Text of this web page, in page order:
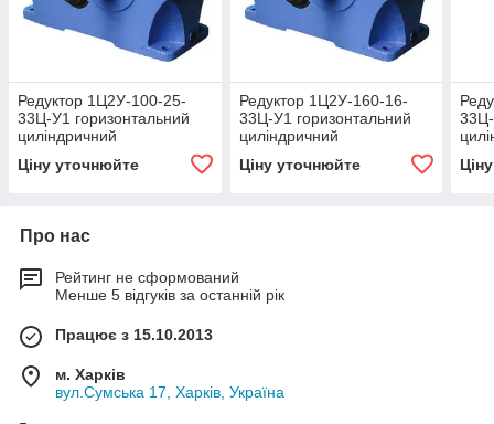
Редуктор 1Ц2У-100-25-
33Ц-У1 горизонтальний
циліндричний
Ціну уточнюйте
Редуктор 1Ц2У-160-16-
33Ц-У1 горизонтальний
циліндричний
Ціну уточнюйте
Про нас
Рейтинг не сформований
Менше 5 відгуків за останній рік
Працює з 15.10.2013
м. Харків
вул.Сумська 17, Харків, Україна